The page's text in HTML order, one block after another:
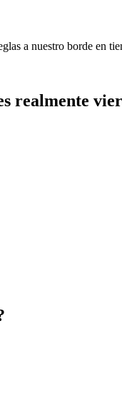
a nuestro borde en
realmente